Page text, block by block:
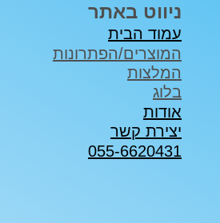
ניווט באתר
עמוד הבית
המוצרים/הפתרונות
המלצות
בלוג
אודות
יצירת קשר
055-6620431